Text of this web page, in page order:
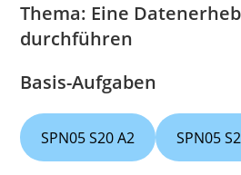
Thema: Eine
durchführen
Basis-Aufgaben
SPN05 S20 A2 SPN05